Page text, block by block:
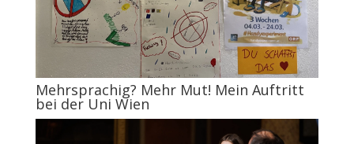
Mehrsprachig? Mehr Mut! Mein Auftritt
bei der Uni Wien